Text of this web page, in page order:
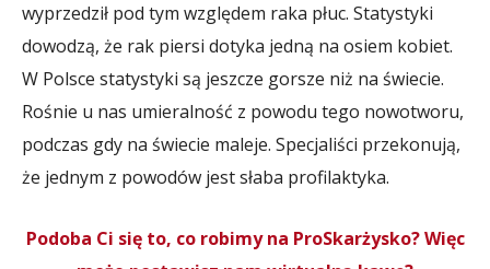
wyprzedził pod tym względem raka płuc. Statystyki
dowodzą, że rak piersi dotyka jedną na osiem kobiet.
W Polsce statystyki są jeszcze gorsze niż na świecie.
Rośnie u nas umieralność z powodu tego nowotworu,
podczas gdy na świecie maleje. Specjaliści przekonują,
że jednym z powodów jest słaba profilaktyka.
Podoba Ci się to, co robimy na ProSkarżysko? Więc